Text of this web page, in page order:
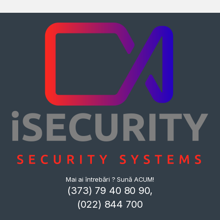
Mai ai întrebări ? Sună ACUM!
(373) 79 40 80 90,
(022) 844 700